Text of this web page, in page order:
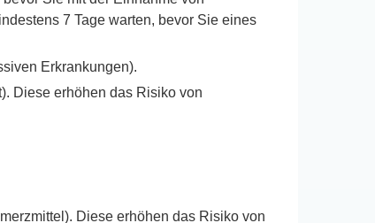
7 Tage warten, bevor Sie eines
Erkrankungen).
Diese erhöhen das Risiko von
Diese erhöhen das Risiko von